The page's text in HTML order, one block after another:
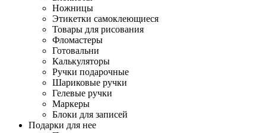
Ножницы
Этикетки самоклеющиеся
Товары для рисования
Фломастеры
Готовальни
Калькуляторы
Ручки подарочные
Шариковые ручки
Гелевые ручки
Маркеры
Блоки для записей
Подарки для нее